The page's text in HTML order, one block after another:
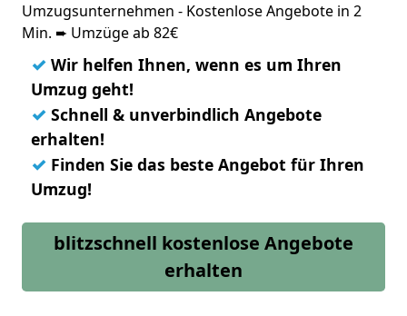
Umzugsunternehmen - Kostenlose Angebote in 2
Min. ➨ Umzüge ab 82€
✓ Wir helfen Ihnen, wenn es um Ihren
Umzug geht!
✓ Schnell & unverbindlich Angebote
erhalten!
✓ Finden Sie das beste Angebot für Ihren
Umzug!
blitzschnell kostenlose Angebote
erhalten